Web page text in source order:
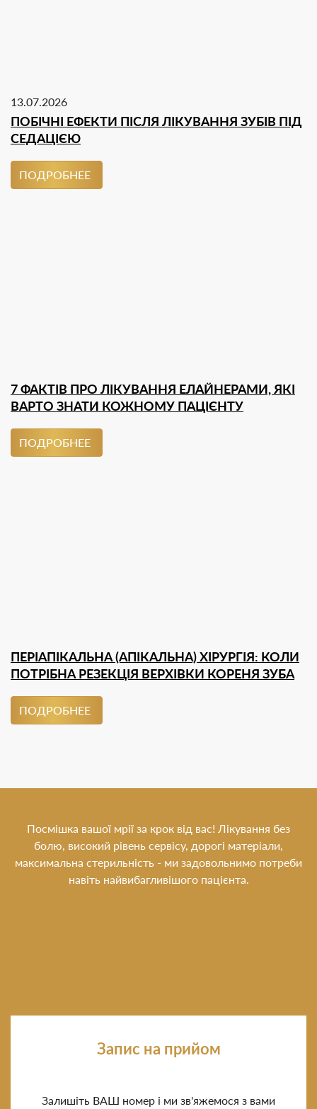
13.07.2026
ПОБІЧНІ ЕФЕКТИ ПІСЛЯ ЛІКУВАННЯ ЗУБІВ ПІД
СЕДАЦІЄЮ
ПОДРОБНЕЕ
7 ФАКТІВ ПРО ЛІКУВАННЯ ЕЛАЙНЕРАМИ, ЯКІ
ВАРТО ЗНАТИ КОЖНОМУ ПАЦІЄНТУ
ПОДРОБНЕЕ
ПЕРІАПІКАЛЬНА (АПІКАЛЬНА) ХІРУРГІЯ: КОЛИ
ПОТРІБНА РЕЗЕКЦІЯ ВЕРХІВКИ КОРЕНЯ ЗУБА
ПОДРОБНЕЕ
Посмішка вашої мрії за крок від вас! Лікування без
болю, високий рівень сервісу, дорогі матеріали,
максимальна стерильність - ми задовольнимо потреби
навіть найвибагливішого пацієнта.
Запис на прийом
Залишіть ВАШ номер і ми зв'яжемося з вами